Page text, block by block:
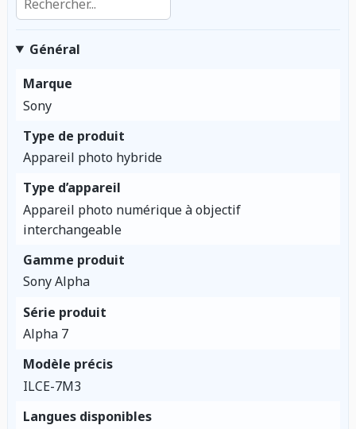
Général
Marque
Sony
Type de produit
Appareil photo hybride
Type d’appareil
Appareil photo numérique à objectif
interchangeable
Gamme produit
Sony Alpha
Série produit
Alpha 7
Modèle précis
ILCE-7M3
Langues disponibles